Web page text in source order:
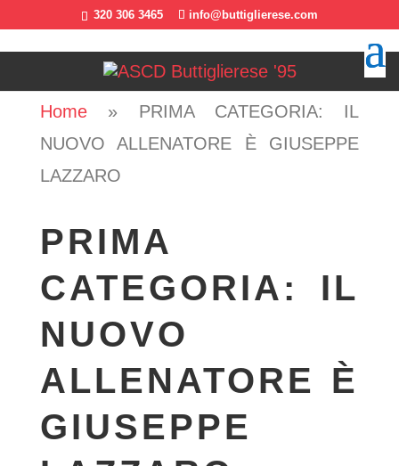
320 306 3465 info@buttiglierese.com
Home» PRIMA CATEGORIA: IL
NUOVO ALLENATORE È GIUSEPPE
LAZZARO
PRIMA
CATEGORIA: IL
NUOVO
ALLENATORE È
GIUSEPPE